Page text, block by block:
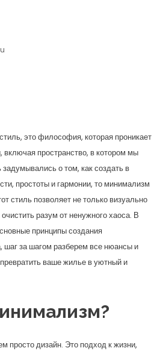
это философия, которая проникает
пространство, в котором мы
о том, как создать в
простоты и гармонии, то минимализм
стиль позволяет не только визуально
разум от ненужного хаоса. В
принципы создания
шаг за шагом разберем все нюансы и
ваше жилье в уютный и
просто дизайн. Это подход к жизни,